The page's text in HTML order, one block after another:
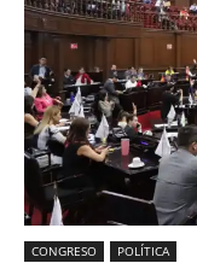
CONGRESO POLÍTICA